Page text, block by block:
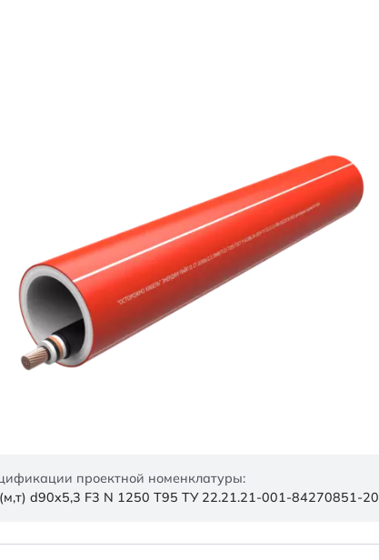
проектной номенклатуры:
d90x5,3 F3 N 1250 Т95 ТУ 22.21.21-001-84270851-